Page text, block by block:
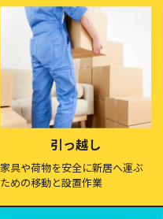
引っ越し
家具や荷物を安全に新居へ運ぶ
ための移動と設置作業